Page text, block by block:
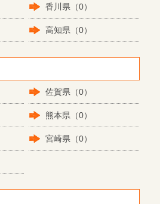
香川県（0）
高知県（0）
佐賀県（0）
熊本県（0）
宮崎県（0）